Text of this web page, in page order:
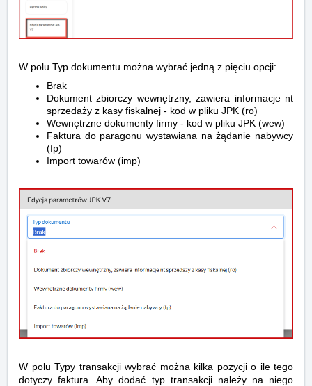
W polu Typ dokumentu można wybrać jedną z pięciu opcji:
Brak
Dokument zbiorczy wewnętrzny, zawiera informacje nt
sprzedaży z kasy fiskalnej - kod w pliku JPK (ro)
Wewnętrzne dokumenty firmy - kod w pliku JPK (wew)
Faktura do paragonu wystawiana na żądanie nabywcy
(fp)
Import towarów (imp)
W polu Typy transakcji wybrać można kilka pozycji o ile tego
dotyczy faktura. Aby dodać typ transakcji należy na niego